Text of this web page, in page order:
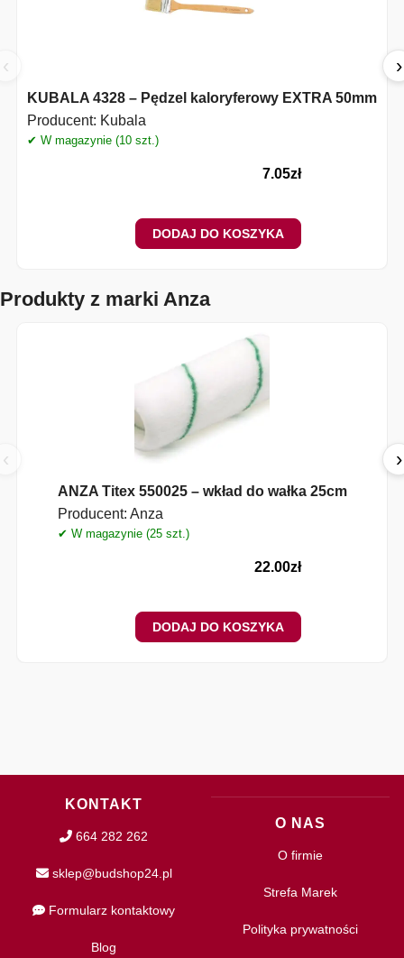
‹
KUBALA 4328 – Pędzel kaloryferowy EXTRA 50mm
Producent: Kubala
✔ W magazynie (10 szt.)
7.05zł
DODAJ DO KOSZYKA
›
Produkty z marki Anza
‹
ANZA Titex 550025 – wkład do wałka 25cm
Producent: Anza
✔ W magazynie (25 szt.)
22.00zł
DODAJ DO KOSZYKA
›
KONTAKT
664 282 262
sklep@budshop24.pl
Formularz kontaktowy
Blog
O NAS
O firmie
Strefa Marek
Polityka prywatności